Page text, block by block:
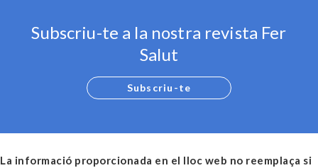
Subscriu-te a la nostra revista Fer
Salut
Subscriu-te
La informació proporcionada en el lloc web no reemplaça si